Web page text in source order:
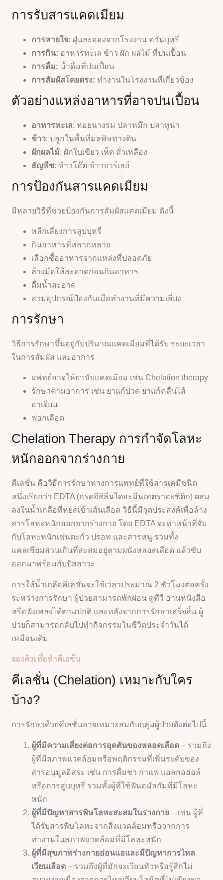
การรับสารแคดเมียม
การหายใจ: ฝุ่นละอองจากโรงงาน ควันบุหรี่
การกิน: อาหารทะเล ข้าว ผัก ผลไม้ ที่ปนเปื้อน
การดื่ม: น้ำดื่มที่ปนเปื้อน
การสัมผัสโดยตรง: ทำงานในโรงงานที่เกี่ยวข้อง
ตัวอย่างแหล่งอาหารที่อาจปนเปื้อน
อาหารทะเล: หอยนางรม ปลาหมึก ปลาทูน่า
ข้าว: ปลูกในพื้นที่มลพิษทางดิน
ผักผลไม้: ผักใบเขียว เห็ด ถั่วเหลือง
ธัญพืช: ข้าวโอ๊ต ข้าวบาร์เลย์
การป้องกันสารแคดเมียม
มีหลายวิธีที่ช่วยป้องกันการสัมผัสแคดเมียม ดังนี้
หลีกเลี่ยงการสูบบุหรี่
กินอาหารที่หลากหลาย
เลือกซื้ออาหารจากแหล่งที่ปลอดภัย
ล้างมือให้สะอาดก่อนกินอาหาร
ดื่มน้ำสะอาด
สวมอุปกรณ์ป้องกันเมื่อทำงานที่มีความเสี่ยง
การรักษา
วิธีการรักษาขึ้นอยู่กับปริมาณแคดเมียมที่ได้รับ ระยะเวลา
ในการสัมผัส และอาการ
แพทย์อาจให้ยาขับแคดเมียม เช่น Chelation therapy
รักษาตามอาการ เช่น ยาแก้ปวด ยาแก้คลื่นไส้
อาเจียน
ฟอกเลือด
Chelation Therapy การกำจัดโลหะ
หนักออกจากร่างกาย
คีเลชั่น คือวิธีการรักษาทางการแพทย์ที่ใช้สารเคมีชนิด
หนึ่งเรียกว่า EDTA (กรดอีธิลีนไดอะมีนเทตราอะซิติก) ผสม
ลงในน้ำเกลือที่หยดเข้าเส้นเลือด วิธีนี้มีจุดประสงค์เพื่อล้าง
สารโลหะหนักออกจากร่างกาย โดย EDTA จะทำหน้าที่จับ
กับโลหะหนักเช่นตะกั่ว ปรอท และสารหนู รวมทั้ง
แคลเซียมส่วนเกินที่สะสมอยู่ตามผนังหลอดเลือด แล้วขับ
ออกมาพร้อมกับปัสสาวะ
การให้น้ำเกลือคีเลชั่นจะใช้เวลาประมาณ 2 ชั่วโมงต่อครั้ง
ระหว่างการรักษา ผู้ป่วยสามารถพักผ่อน ดูทีวี อ่านหนังสือ
หรือฟังเพลงได้ตามปกติ และหลังจากการรักษาเสร็จสิ้น ผู้
ป่วยก็สามารถกลับไปทำกิจกรรมในชีวิตประจำวันได้
เหมือนเดิม
จองคิวเพื่อทำคีเลชั่น
คีเลชั่น (Chelation) เหมาะกับใคร
บ้าง?
การรักษาด้วยคีเลชั่นอาจเหมาะสมกับกลุ่มผู้ป่วยดังต่อไปนี้
ผู้ที่มีความเสี่ยงต่อการอุดตันของหลอดเลือด – รวมถึง
ผู้ที่มีสภาพแวดล้อมหรือพฤติกรรมที่เพิ่มระดับของ
สารอนุมูลอิสระ เช่น การดื่มชา กาแฟ แอลกอฮอล์
หรือการสูบบุหรี่ รวมทั้งผู้ที่ใช้ฟันอมัลกัมที่มีโลหะ
หนัก
ผู้ที่มีปัญหาสารพิษโลหะสะสมในร่างกาย – เช่น ผู้ที่
ได้รับสารพิษโลหะจากสิ่งแวดล้อมหรือจากการ
ทำงานในสภาพแวดล้อมที่มีโลหะหนัก
ผู้ที่มีสุขภาพร่างกายอ่อนแอและมีปัญหาการไหล
เวียนเลือด – รวมถึงผู้ที่มักจะเวียนหัวหรือรู้สึกไม่